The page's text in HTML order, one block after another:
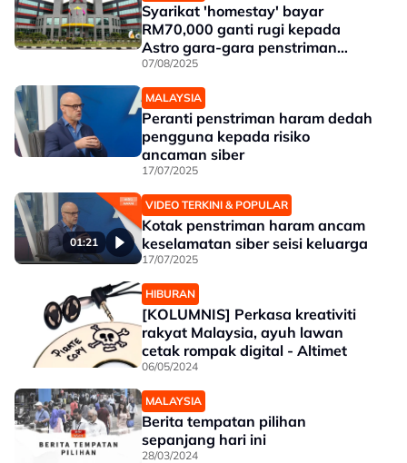
Syarikat 'homestay' bayar
RM70,000 ganti rugi kepada
Astro gara-gara penstriman
haram
07/08/2025
MALAYSIA
Peranti penstriman haram dedah
pengguna kepada risiko
ancaman siber
17/07/2025
01:21
VIDEO TERKINI & POPULAR
Kotak penstriman haram ancam
keselamatan siber seisi keluarga
17/07/2025
HIBURAN
[KOLUMNIS] Perkasa kreativiti
rakyat Malaysia, ayuh lawan
cetak rompak digital - Altimet
06/05/2024
MALAYSIA
Berita tempatan pilihan
sepanjang hari ini
28/03/2024